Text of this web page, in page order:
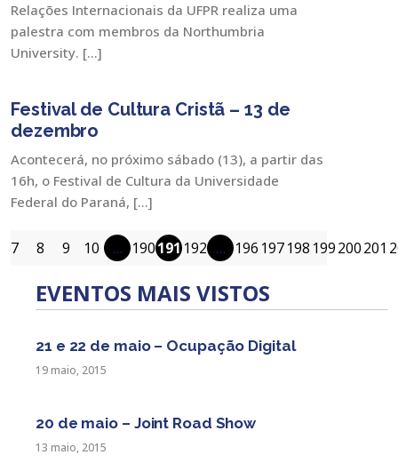
Relações Internacionais da UFPR realiza uma
palestra com membros da Northumbria
University. […]
Festival de Cultura Cristã – 13 de
dezembro
Acontecerá, no próximo sábado (13), a partir das
16h, o Festival de Cultura da Universidade
Federal do Paraná, […]
7 8 9 10 … 190191 192 … 196 197 198 199200201
EVENTOS MAIS VISTOS
21 e 22 de maio – Ocupação Digital
19 maio, 2015
20 de maio – Joint Road Show
13 maio, 2015